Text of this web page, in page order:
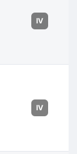
IV
IV